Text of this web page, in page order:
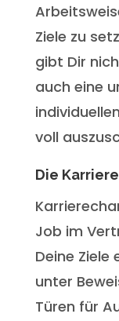
Ziele zu
gibt Dir
auch eine
voll
Die
Job im
Deine Ziele
unter
Türen für